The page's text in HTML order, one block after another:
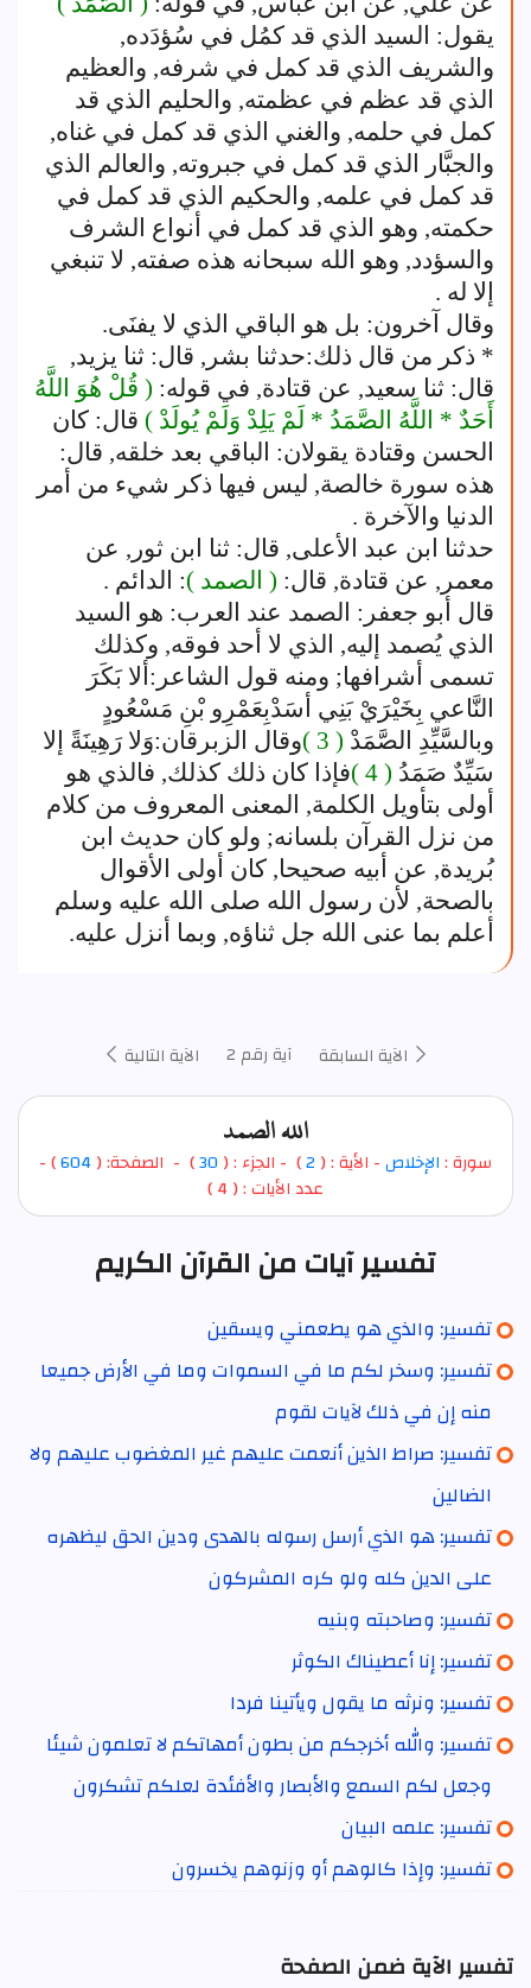
يقول: السيد الذي قد كمُل في سُؤدَده,
والشريف الذي قد كمل في شرفه, والعظيم
الذي قد عظم في عظمته, والحليم الذي قد
كمل في حلمه, والغني الذي قد كمل في غناه,
والجبَّار الذي قد كمل في جبروته, والعالم الذي
قد كمل في علمه, والحكيم الذي قد كمل في
حكمته, وهو الذي قد كمل في أنواع الشرف
والسؤدد, وهو الله سبحانه هذه صفته, لا تنبغي
إلا له .
وقال آخرون: بل هو الباقي الذي لا يفنَى.
* ذكر من قال ذلك:حدثنا بشر, قال: ثنا يزيد,
قال: ثنا سعيد, عن قتادة, في قوله: ( قُلْ هُوَ اللَّهُ
أَحَدٌ * اللَّهُ الصَّمَدُ * لَمْ يَلِدْ وَلَمْ يُولَدْ ) قال: كان
الحسن وقتادة يقولان: الباقي بعد خلقه, قال:
هذه سورة خالصة, ليس فيها ذكر شيء من أمر
الدنيا والآخرة .
حدثنا ابن عبد الأعلى, قال: ثنا ابن ثور, عن
معمر, عن قتادة, قال: ( الصمد ): الدائم .
قال أبو جعفر: الصمد عند العرب: هو السيد
الذي يُصمد إليه, الذي لا أحد فوقه, وكذلك
تسمى أشرافها; ومنه قول الشاعر:ألا بَكَرَ
النَّاعي بِخَيْرَيْ بَنِي أسَدْبِعَمْرِو بْنِ مَسْعُودٍ
وبالسَّيِّدِ الصَّمَدْ ( 3 )
وقال الزبرقان:وَلا رَهِينَةً إلا
سَيِّدٌ صَمَدُ ( 4 )
فإذا كان ذلك كذلك, فالذي هو
أولى بتأويل الكلمة, المعنى المعروف من كلام
من نزل القرآن بلسانه; ولو كان حديث ابن
بُريدة, عن أبيه صحيحا, كان أولى الأقوال
بالصحة, لأن رسول الله صلى الله عليه وسلم
أعلم بما عنى الله جل ثناؤه, وبما أنزل عليه.
الآية السابقة آية رقم 2 الآية التالية
الله الصمد
سورة :الإخلاص- الأية : ( 2
) - الجزء : (30) - الصفحة: ( 604
) -
عدد الأيات : ( 4 )
تفسير آيات من القرآن الكريم
تفسير: والذي هو يطعمني ويسقين
تفسير: وسخر لكم ما في السموات وما في الأرض جميعا
منه إن في ذلك لآيات لقوم
تفسير: صراط الذين أنعمت عليهم غير المغضوب عليهم ولا
الضالين
تفسير: هو الذي أرسل رسوله بالهدى ودين الحق ليظهره
على الدين كله ولو كره المشركون
تفسير: وصاحبته وبنيه
تفسير: إنا أعطيناك الكوثر
تفسير: ونرثه ما يقول ويأتينا فردا
تفسير: والله أخرجكم من بطون أمهاتكم لا تعلمون شيئا
وجعل لكم السمع والأبصار والأفئدة لعلكم تشكرون
تفسير: علمه البيان
تفسير: وإذا كالوهم أو وزنوهم يخسرون
تفسير الآية ضمن الصفحة